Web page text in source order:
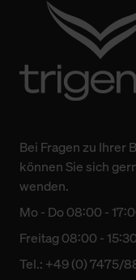
Bei Fragen zu Ihrer
können Sie sich
wenden.
Mo - Do 08:00 -
Freitag 08:00 -
Tel.: +49 (0) 7475/